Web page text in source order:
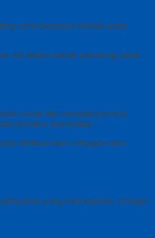
rumit biasanya terletak pada
set dalam plastik pelindung untuk
sosial dan menjadi promosi
prestise universitas.
dedikasi kami sebagai mitra
yang memuaskan. Dengan